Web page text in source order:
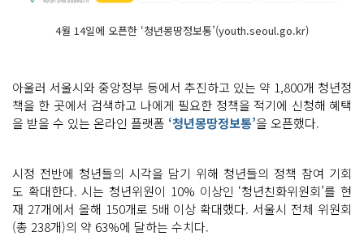
4월 14일에 오픈한 ‘청년몽땅정보통’(youth.seoul.go.kr)
아울러 서울시와 중앙정부 등에서 추진하고 있는 약 1,800개 청년정
책을 한 곳에서 검색하고 나에게 필요한 정책을 적기에 신청해 혜택
을 받을 수 있는 온라인 플랫폼 ‘청년몽땅정보통’을 오픈했다.
시정 전반에 청년들의 시각을 담기 위해 청년들의 정책 참여 기회
도 확대한다. 시는 청년위원이 10% 이상인 ‘청년친화위원회’를 현
재 27개에서 올해 150개로 5배 이상 확대했다. 서울시 전체 위원회
(총 238개)의 약 63%에 달하는 수치다.